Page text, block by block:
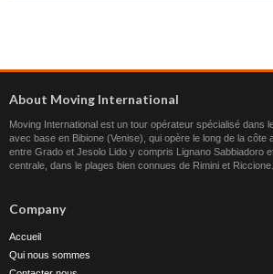
About Moving International
Moving International est un tour opérateur spécialisé dans
avec base en Bibione (Venise), qui opère le long de la côte
entre Grado et Jesolo Lido y compris Lignano Sabbiadoro
centrale, dans le plages bien connues de Rimini et Riccione.
Company
Accueil
Qui nous sommes